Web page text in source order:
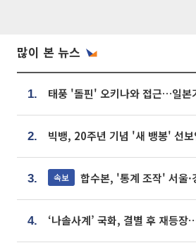
많이 본 뉴스
1.
2.
3. 속보 합수본, '통계 조작' 서울·경기·충북 선
4.